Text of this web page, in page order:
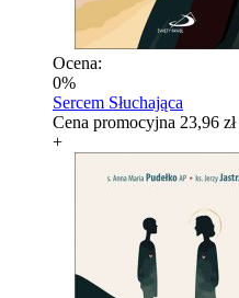
Ocena:
0%
Sercem Słuchająca
Cena promocyjna 23,96 zł
+